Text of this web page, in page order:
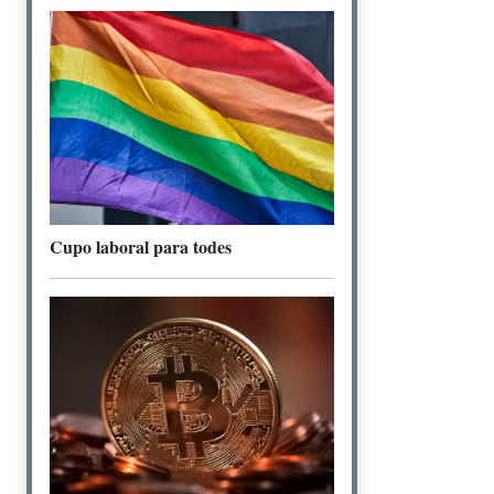
Cupo laboral para todes